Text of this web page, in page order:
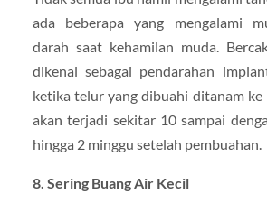
ada beberapa yang mengalami
darah saat kehamilan muda.
dikenal sebagai pendarahan
ketika telur yang dibuahi ditanam ke
akan terjadi sekitar 10 sampai
hingga 2 minggu setelah pembuahan.
8. Sering Buang Air Kecil